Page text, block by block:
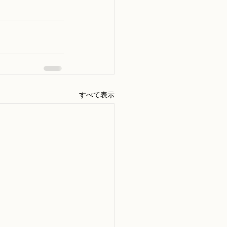
すべて表示